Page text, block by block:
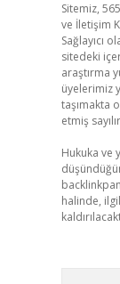
Sitemiz,
ve İletişim
Sağlayıcı
sitedeki
araştırma
üyelerimiz
taşımakta
etmiş
Hukuka ve
halinde,